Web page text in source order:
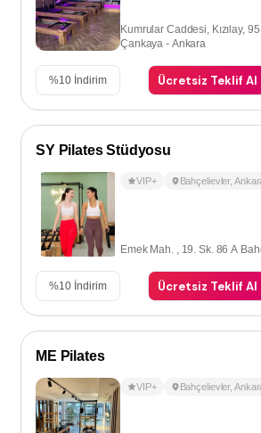
Kumrular Caddesi, Kızılay,
Çankaya - Ankara
%10 İndirim Ücretsiz Teklif Al
SY Pilates Stüdyosu
VIP+ Bahçelievler,
Emek Mah. , 19. Sk. 86 A
%10 İndirim Ücretsiz Teklif Al
ME Pilates
VIP+ Bahçelievler,